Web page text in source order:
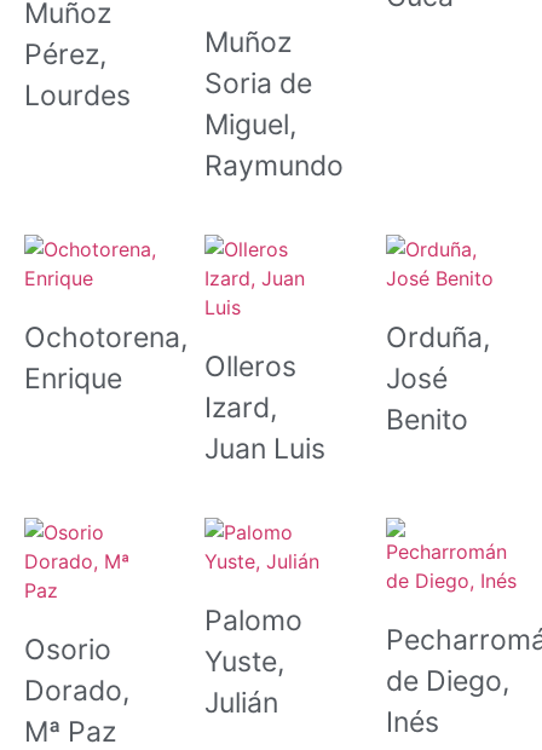
Muñoz
Pérez,
Lourdes
Muñoz
Soria de
Miguel,
Raymundo
Ochotorena,
Enrique
Olleros
Izard,
Juan Luis
Orduña,
José
Benito
Osorio
Dorado,
Mª Paz
Palomo
Yuste,
Julián
de Diego,
Inés